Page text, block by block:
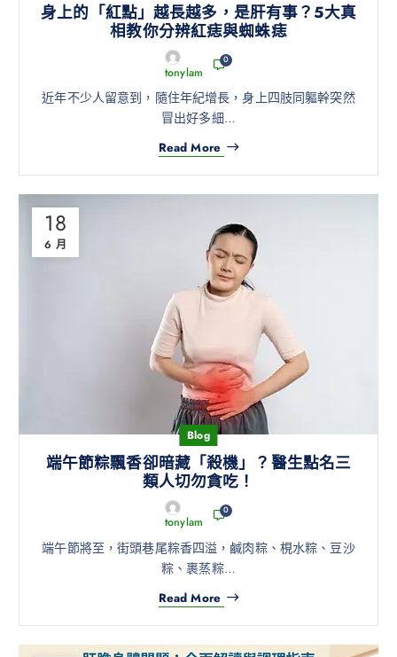
身上的「紅點」越長越多，是肝有事？5大真
相教你分辨紅痣與蜘蛛痣
tonylam
0
近年不少人留意到，隨住年紀增長，身上四肢同軀幹突然
冒出好多細…
Read More
18
6 月
Blog
端午節粽飄香卻暗藏「殺機」？醫生點名三
類人切勿貪吃！
tonylam
0
端午節將至，街頭巷尾粽香四溢，鹹肉粽、梘水粽、豆沙
粽、裹蒸粽…
Read More